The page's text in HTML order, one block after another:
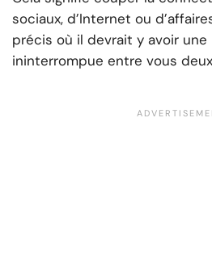
sociaux, d’Internet ou
précis où il devrait y avoir
ininterrompue entre vous